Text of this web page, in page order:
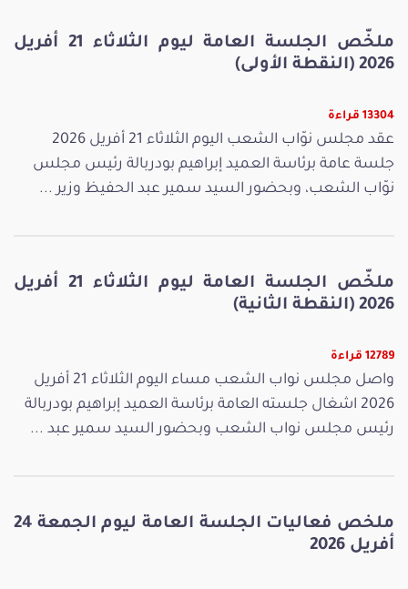
ملخّص الجلسة العامة ليوم الثلاثاء 21 أفريل
2026 (النقطة الأولى)
13304 قراءة
عقد مجلس نوّاب الشعب اليوم الثلاثاء 21 أفريل 2026
جلسة عامة برئاسة العميد إبراهيم بودربالة رئيس مجلس
نوّاب الشعب، وبحضور السيد سمير عبد الحفيظ وزير ...
ملخّص الجلسة العامة ليوم الثلاثاء 21 أفريل
2026 (النقطة الثانية)
12789 قراءة
واصل مجلس نواب الشعب مساء اليوم الثلاثاء 21 أفريل
2026 اشغال جلسته العامة برئاسة العميد إبراهيم بودربالة
رئيس مجلس نواب الشعب وبحضور السيد سمير عبد ...
ملخص فعاليات الجلسة العامة ليوم الجمعة 24
أفريل 2026